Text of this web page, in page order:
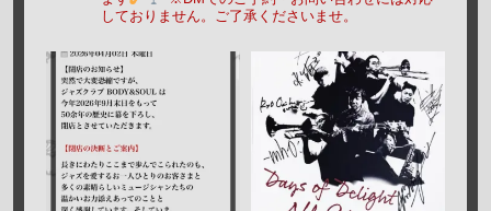
しておりません。ご了承くださいませ。